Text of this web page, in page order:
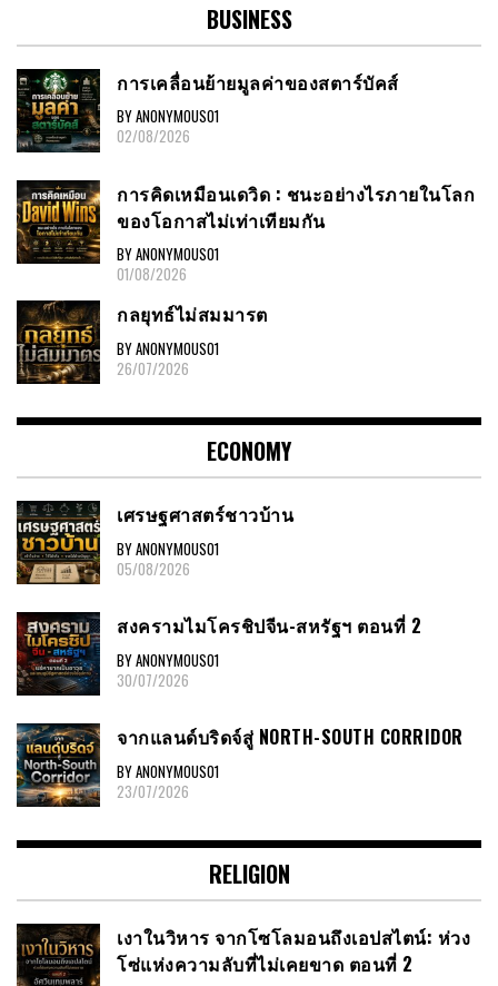
BUSINESS
การเคลื่อนย้ายมูลค่าของสตาร์บัคส์
BY ANONYMOUS01
02/08/2026
การคิดเหมือนเดวิด : ชนะอย่างไรภายในโลก
ของโอกาสไม่เท่าเทียมกัน
BY ANONYMOUS01
01/08/2026
กลยุทธ์ไม่สมมารต
BY ANONYMOUS01
26/07/2026
ECONOMY
เศรษฐศาสตร์ชาวบ้าน
BY ANONYMOUS01
05/08/2026
สงครามไมโครชิปจีน-สหรัฐฯ ตอนที่ 2
BY ANONYMOUS01
30/07/2026
จากแลนด์บริดจ์สู่ NORTH-SOUTH CORRIDOR
BY ANONYMOUS01
23/07/2026
RELIGION
เงาในวิหาร จากโซโลมอนถึงเอปสไตน์: ห่วง
โซ่แห่งความลับที่ไม่เคยขาด ตอนที่ 2